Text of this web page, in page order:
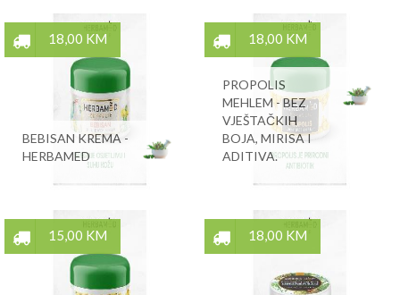
18,00 KM
BEBISAN KREMA -
HERBAMED
18,00 KM
PROPOLIS
MEHLEM - BEZ
VJEŠTAČKIH
BOJA, MIRISA I
ADITIVA.
15,00 KM 18,00 KM